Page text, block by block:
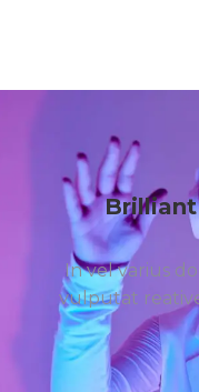
In vel varius
vulputat